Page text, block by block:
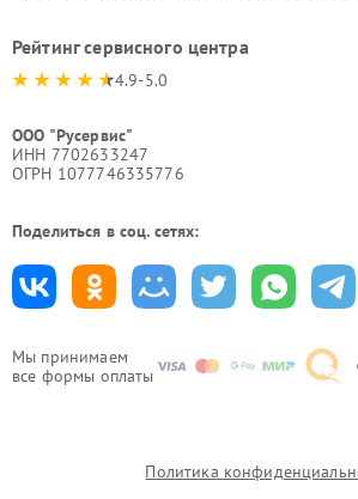
Мы принимаем
все формы оплаты
Рейтинг сервисного центра
4.9-5.0
ООО "Русервис"
ИНН 7702633247
ОГРН 1077746335776
Поделиться в соц. сетях:
Политика